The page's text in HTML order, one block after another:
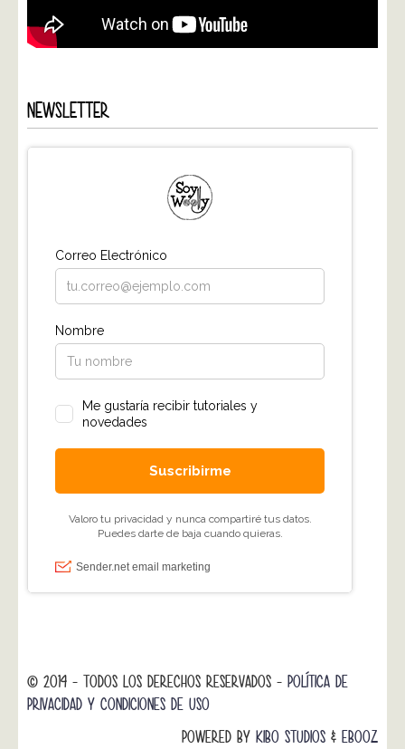
NEWSLETTER
© 2014 - TODOS LOS DERECHOS RESERVADOS - POLÍTICA DE
PRIVACIDAD Y CONDICIONES DE USO
POWERED BY KIBO STUDIOS & EBOOZ